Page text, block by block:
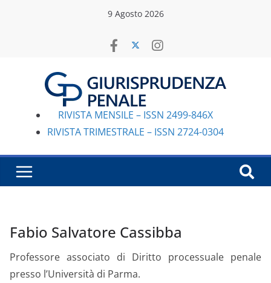
9 Agosto 2026
RIVISTA MENSILE – ISSN 2499-846X
RIVISTA TRIMESTRALE – ISSN 2724-0304
Fabio Salvatore Cassibba
Professore associato di Diritto processuale penale
presso l’Università di Parma.